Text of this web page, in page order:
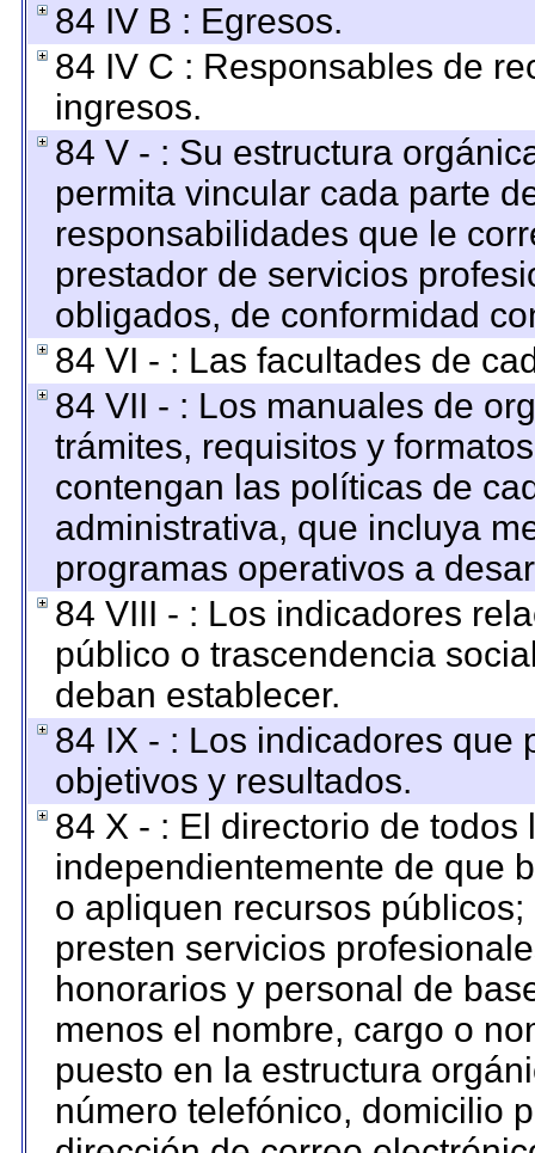
84 IV B : Egresos.
84 IV C : Responsables de
ingresos.
84 V - : Su estructura
permita vincular cada parte
responsabilidades que le
prestador de servicios
obligados, de conformidad
84 VI - : Las facultades de
84 VII - : Los manuales de
trámites, requisitos y
contengan las políticas de
administrativa, que incluya
programas operativos a
84 VIII - : Los indicadores
público o trascendencia
deban establecer.
84 IX - : Los indicadores que
objetivos y resultados.
84 X - : El directorio de
independientemente de que
o apliquen recursos
presten servicios
honorarios y personal de
menos el nombre, cargo o
puesto en la estructura
número telefónico, domicilio